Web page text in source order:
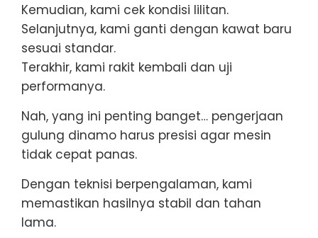
Kemudian, kami cek kondisi lilitan.
Selanjutnya, kami ganti dengan kawat baru
sesuai standar.
Terakhir, kami rakit kembali dan uji
performanya.
Nah, yang ini penting banget… pengerjaan
gulung dinamo harus presisi agar mesin
tidak cepat panas.
Dengan teknisi berpengalaman, kami
memastikan hasilnya stabil dan tahan
lama.